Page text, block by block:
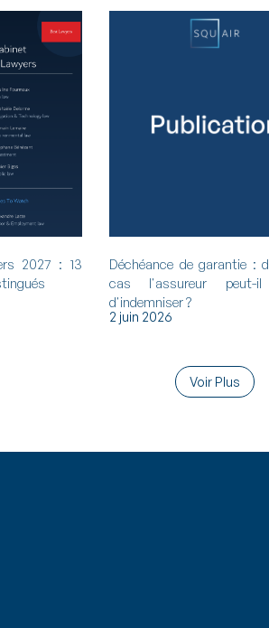
2027 : 13
Déchéance de garantie :
cas l'assureur peut-il
d'indemniser ?
2 juin 2026
Voir Plus